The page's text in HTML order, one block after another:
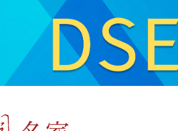
文化 財經 生活